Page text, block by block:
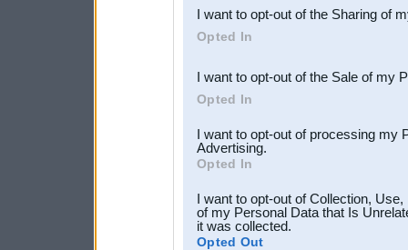
Downstream Participants
third parties.
I want to opt-out of the Sharing of
Opted In
I want to opt-out of the Sale of my
Opted In
I want to opt-out of processing my
Advertising.
Opted In
I want to opt-out of Collection,
of my Personal Data that Is
it was collected.
Opted Out